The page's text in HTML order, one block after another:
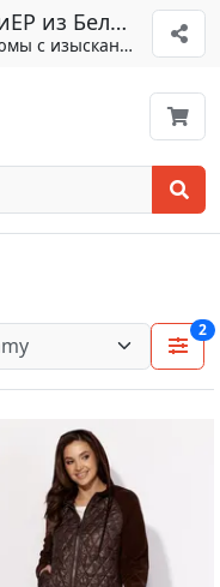
из Беларуси
с изысканным
2